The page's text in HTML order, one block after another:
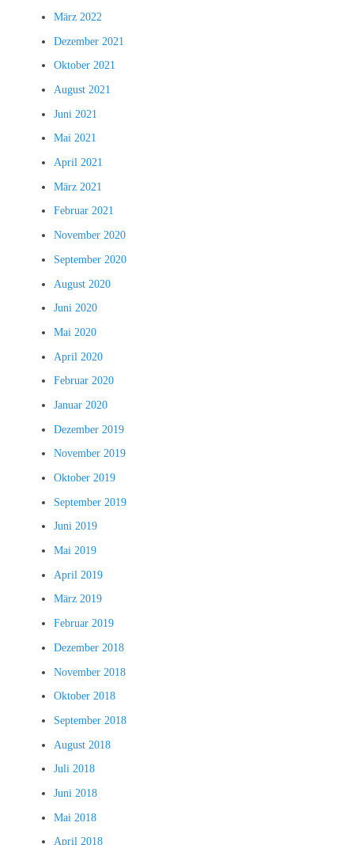
März 2022
Dezember 2021
Oktober 2021
August 2021
Juni 2021
Mai 2021
April 2021
März 2021
Februar 2021
November 2020
September 2020
August 2020
Juni 2020
Mai 2020
April 2020
Februar 2020
Januar 2020
Dezember 2019
November 2019
Oktober 2019
September 2019
Juni 2019
Mai 2019
April 2019
März 2019
Februar 2019
Dezember 2018
November 2018
Oktober 2018
September 2018
August 2018
Juli 2018
Juni 2018
Mai 2018
April 2018